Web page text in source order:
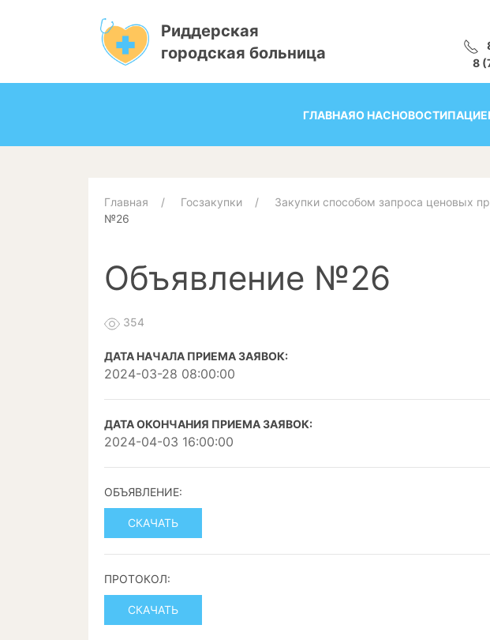
Риддерская
городская больница
8
ГЛАВНАЯО НАСНОВОСТИ
Главная Госзакупки Закупки способом запроса ценовых
№26
Объявление №26
354
ДАТА НАЧАЛА ПРИЕМА ЗАЯВОК:
2024-03-28 08:00:00
ДАТА ОКОНЧАНИЯ ПРИЕМА ЗАЯВОК:
2024-04-03 16:00:00
ОБЪЯВЛЕНИЕ:
СКАЧАТЬ
ПРОТОКОЛ:
СКАЧАТЬ